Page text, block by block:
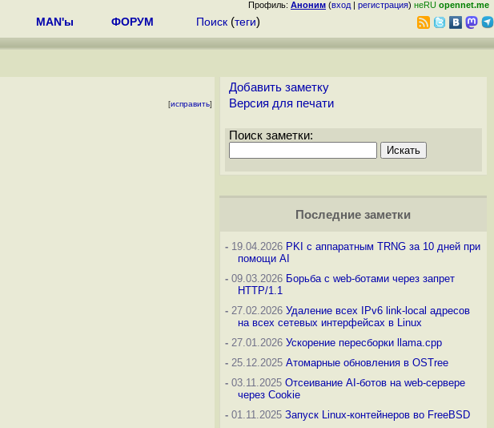
Профиль: Аноним (вход | регистрация) неRU opennet.me
MAN'ы ФОРУМ Поиск (теги)
[исправить]
Добавить заметку
Версия для печати
Поиск заметки:
Последние заметки
-19.04.2026 PKI с аппаратным TRNG за 10 дней при
помощи AI
-09.03.2026 Борьба с web-ботами через запрет
HTTP/1.1
-27.02.2026 Удаление всех IPv6 link-local адресов
на всех сетевых интерфейсах в Linux
-27.01.2026 Ускорение пересборки llama.cpp
-25.12.2025 Атомарные обновления в OSTree
-03.11.2025 Отсеивание AI-ботов на web-сервере
через Cookie
-01.11.2025 Запуск Linux-контейнеров во FreeBSD